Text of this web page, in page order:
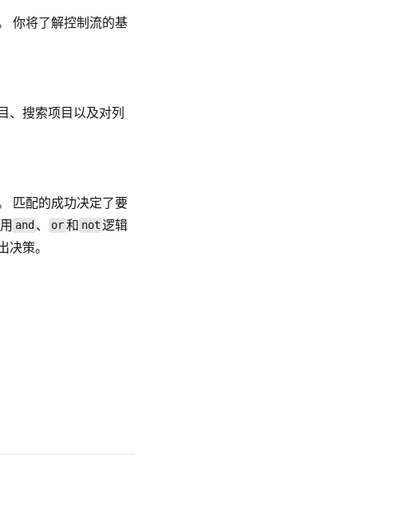
你将了解控制流的基
、搜索项目以及对列
匹配的成功决定了要
and 、 or和 not 逻辑
策。